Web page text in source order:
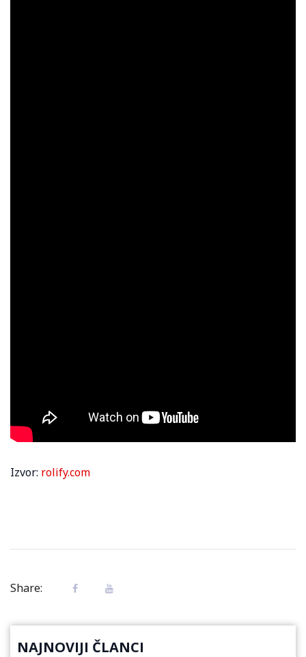
Izvor: rolify.com
Share:
NAJNOVIJI ČLANCI